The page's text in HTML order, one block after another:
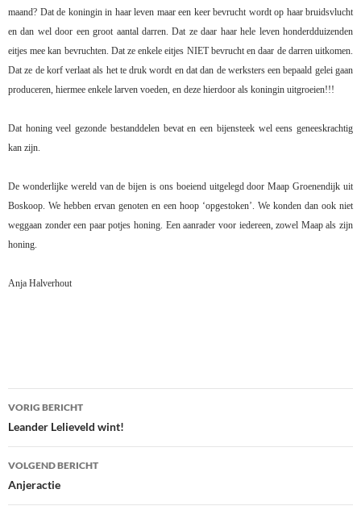
maand? Dat de koningin in haar leven maar een keer bevrucht wordt op haar bruidsvlucht
en dan wel door een groot aantal darren. Dat ze daar haar hele leven honderdduizenden
eitjes mee kan bevruchten. Dat ze enkele eitjes NIET bevrucht en daar de darren uitkomen.
Dat ze de korf verlaat als het te druk wordt en dat dan de werksters een bepaald gelei gaan
produceren, hiermee enkele larven voeden, en deze hierdoor als koningin uitgroeien!!!
Dat honing veel gezonde bestanddelen bevat en een bijensteek wel eens geneeskrachtig
kan zijn.
De wonderlijke wereld van de bijen is ons boeiend uitgelegd door Maap Groenendijk uit
Boskoop. We hebben ervan genoten en een hoop ‘opgestoken’. We konden dan ook niet
weggaan zonder een paar potjes honing. Een aanrader voor iedereen, zowel Maap als zijn
honing.
Anja Halverhout
Bericht
navigatie
VORIG BERICHT
Leander Lelieveld wint!
VOLGEND BERICHT
Anjeractie